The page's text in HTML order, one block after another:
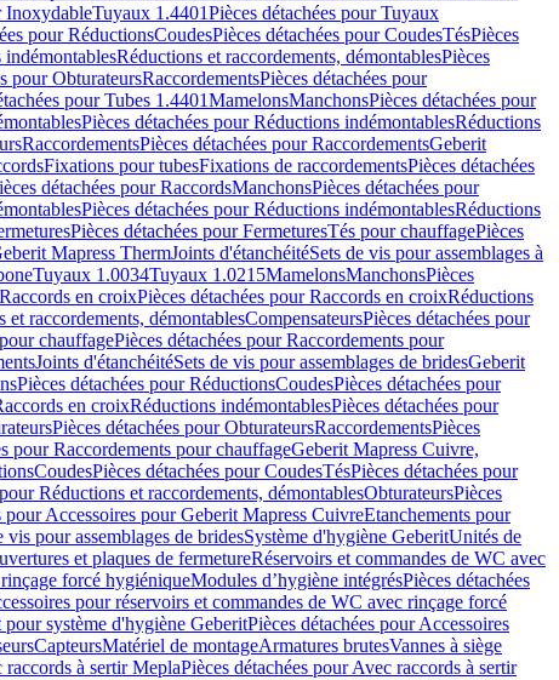
InoxydableTuyaux 1.4401Pièces détachées pour Tuyaux
pour RéductionsCoudesPièces détachées pour CoudesTésPièces
indémontablesRéductions et raccordements, démontablesPièces
pour ObturateursRaccordementsPièces détachées pour
pour Tubes 1.4401MamelonsManchonsPièces détachées pour
Pièces détachées pour Réductions indémontablesRéductions
RaccordementsPièces détachées pour RaccordementsGeberit
Fixations pour tubesFixations de raccordementsPièces détachées
détachées pour RaccordsManchonsPièces détachées pour
Pièces détachées pour Réductions indémontablesRéductions
Pièces détachées pour FermeturesTés pour chauffagePièces
Mapress ThermJoints d'étanchéitéSets de vis pour assemblages à
Tuyaux 1.0034Tuyaux 1.0215MamelonsManchonsPièces
Raccords en croixPièces détachées pour Raccords en croixRéductions
et raccordements, démontablesCompensateursPièces détachées pour
chauffagePièces détachées pour Raccordements pour
Joints d'étanchéitéSets de vis pour assemblages de bridesGeberit
Pièces détachées pour RéductionsCoudesPièces détachées pour
en croixRéductions indémontablesPièces détachées pour
Pièces détachées pour ObturateursRaccordementsPièces
pour Raccordements pour chauffageGeberit Mapress Cuivre,
CoudesPièces détachées pour CoudesTésPièces détachées pour
Réductions et raccordements, démontablesObturateursPièces
pour Accessoires pour Geberit Mapress CuivreEtanchements pour
vis pour assemblages de bridesSystème d'hygiène GeberitUnités de
et plaques de fermetureRéservoirs et commandes de WC avec
forcé hygiéniqueModules d’hygiène intégrésPièces détachées
pour réservoirs et commandes de WC avec rinçage forcé
système d'hygiène GeberitPièces détachées pour Accessoires
CapteursMatériel de montageArmatures brutesVannes à siège
raccords à sertir MeplaPièces détachées pour Avec raccords à sertir